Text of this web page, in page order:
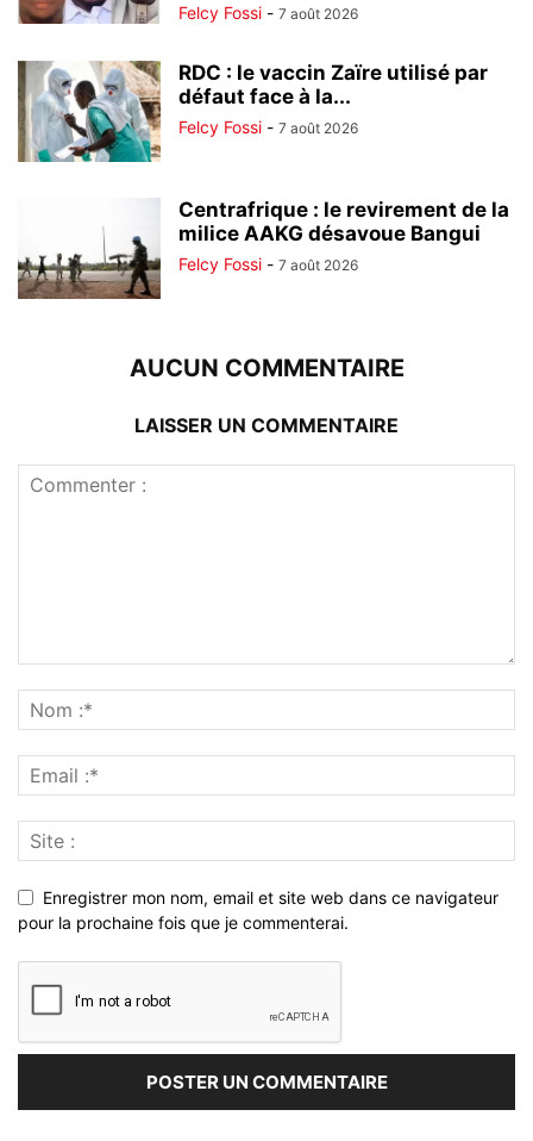
Felcy Fossi - 7 août 2026
RDC : le vaccin Zaïre utilisé par
défaut face à la...
Felcy Fossi - 7 août 2026
Centrafrique : le revirement de la
milice AAKG désavoue Bangui
Felcy Fossi - 7 août 2026
AUCUN COMMENTAIRE
LAISSER UN COMMENTAIRE
Enregistrer mon nom, email et site web dans ce navigateur
pour la prochaine fois que je commenterai.